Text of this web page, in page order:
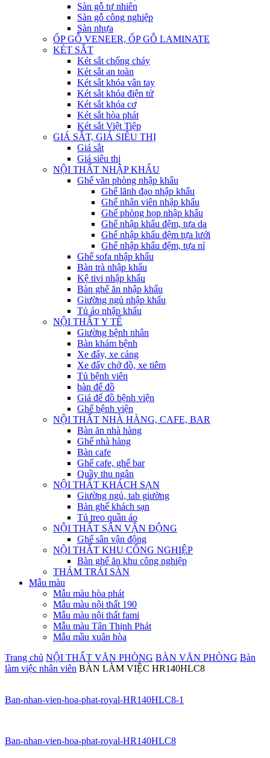
Sàn gỗ tự nhiên
Sàn gỗ công nghiệp
Sàn nhựa
ỐP GỖ VENEER, ỐP GỖ LAMINATE
KÉT SẮT
Két sắt chống cháy
Két sắt an toàn
Két sắt khóa vân tay
Két sắt khóa điện tử
Két sắt khóa cơ
Két sắt hòa phát
Két sắt Việt Tiệp
GIÁ SẮT, GIÁ SIÊU THỊ
Giá sắt
Giá siêu thị
NỘI THẤT NHẬP KHẨU
Ghế văn phòng nhập khẩu
Ghế lãnh đạo nhập khẩu
Ghế nhân viên nhập khẩu
Ghế phòng họp nhập khẩu
Ghế nhập khẩu đệm, tựa da
Ghế nhập khẩu đệm tựa lưới
Ghế nhập khẩu đệm, tựa nỉ
Ghế sofa nhập khẩu
Bàn trà nhập khẩu
Kệ tivi nhập khẩu
Bàn ghế ăn nhập khẩu
Giường ngủ nhập khẩu
Tủ áo nhập khẩu
NỘI THẤT Y TẾ
Giường bệnh nhân
Bàn khám bệnh
Xe đẩy, xe cáng
Xe đẩy chở đồ, xe tiêm
Tủ bệnh viên
bàn để đồ
Giá để đồ bệnh viện
Ghế bệnh viện
NỘI THẤT NHÀ HÀNG, CAFE, BAR
Bàn ăn nhà hàng
Ghế nhà hàng
Bàn cafe
Ghế cafe, ghế bar
Quầy thu ngân
NỘI THẤT KHÁCH SẠN
Giường ngủ, tab giường
Bàn ghế khách sạn
Tủ treo quần áo
NỘI THẤT SÂN VẬN ĐỘNG
Ghế sân vận động
NỘI THẤT KHU CÔNG NGHIỆP
Bàn ghế ăn khu công nghiệp
THẢM TRẢI SÀN
Mẫu màu
Mẫu màu hòa phát
Mẫu màu nội thất 190
Mẫu màu nội thất fami
Mẫu màu Tân Thịnh Phát
Mẫu mầu xuân hòa
Trang chủ NỘI THẤT VĂN PHÒNG BÀN VĂN PHÒNG Bàn
làm việc nhân viên BÀN LÀM VIỆC HR140HLC8
Ban-nhan-vien-hoa-phat-royal-HR140HLC8-1
Ban-nhan-vien-hoa-phat-royal-HR140HLC8